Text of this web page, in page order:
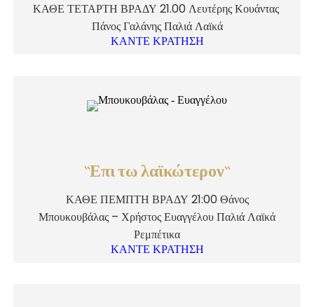
ΚΑΘΕ ΤΕΤΑΡΤΗ ΒΡΑΔΥ 21.00 Λευτέρης Κουάντας
Πάνος Γαλάνης Παλιά Λαϊκά
ΚΑΝΤΕ ΚΡΑΤΗΣΗ
``Επι τω λαϊκώτερον``
ΚΑΘΕ ΠΕΜΠΤΗ ΒΡΑΔΥ 21:00 Θάνος
Μπουκουβάλας – Χρήστος Ευαγγέλου Παλιά Λαϊκά
Ρεμπέτικα
ΚΑΝΤΕ ΚΡΑΤΗΣΗ